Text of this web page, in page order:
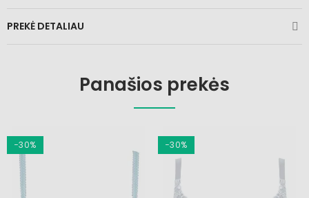
PREKĖ DETALIAU
Panašios prekės
−30% −30%